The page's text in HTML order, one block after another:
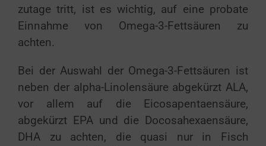
zutage tritt, ist es wichtig, auf eine probate
Einnahme von Omega-3-Fettsäuren zu
achten.
Bei der Auswahl der Omega-3-Fettsäuren ist
neben der alpha-Linolensäure abgekürzt ALA,
vor allem auf die Eicosapentaensäure,
abgekürzt EPA und die Docosahexaensäure,
DHA zu achten, die quasi nur in Fisch